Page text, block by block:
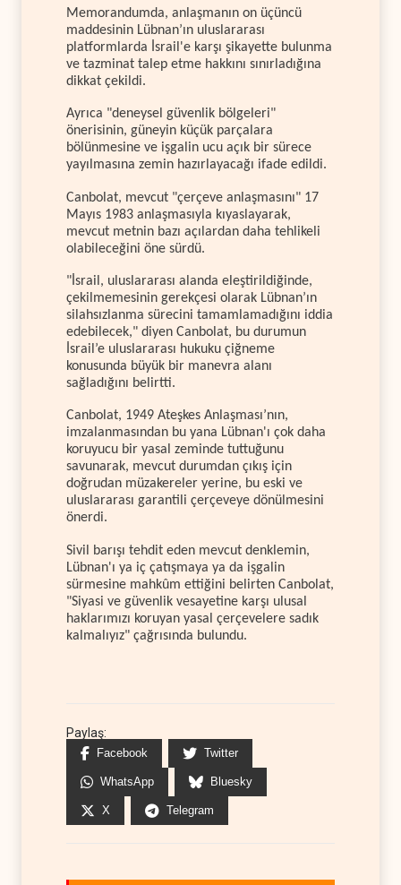
Memorandumda, anlaşmanın on üçüncü
maddesinin Lübnan’ın uluslararası
platformlarda İsrail'e karşı şikayette bulunma
ve tazminat talep etme hakkını sınırladığına
dikkat çekildi.
Ayrıca "deneysel güvenlik bölgeleri"
önerisinin, güneyin küçük parçalara
bölünmesine ve işgalin ucu açık bir sürece
yayılmasına zemin hazırlayacağı ifade edildi.
Canbolat, mevcut "çerçeve anlaşmasını" 17
Mayıs 1983 anlaşmasıyla kıyaslayarak,
mevcut metnin bazı açılardan daha tehlikeli
olabileceğini öne sürdü.
"İsrail, uluslararası alanda eleştirildiğinde,
çekilmemesinin gerekçesi olarak Lübnan’ın
silahsızlanma sürecini tamamlamadığını iddia
edebilecek," diyen Canbolat, bu durumun
İsrail’e uluslararası hukuku çiğneme
konusunda büyük bir manevra alanı
sağladığını belirtti.
Canbolat, 1949 Ateşkes Anlaşması’nın,
imzalanmasından bu yana Lübnan'ı çok daha
koruyucu bir yasal zeminde tuttuğunu
savunarak, mevcut durumdan çıkış için
doğrudan müzakereler yerine, bu eski ve
uluslararası garantili çerçeveye dönülmesini
önerdi.
Sivil barışı tehdit eden mevcut denklemin,
Lübnan'ı ya iç çatışmaya ya da işgalin
sürmesine mahkûm ettiğini belirten Canbolat,
"Siyasi ve güvenlik vesayetine karşı ulusal
haklarımızı koruyan yasal çerçevelere sadık
kalmalıyız" çağrısında bulundu.
Paylaş:
Facebook Twitter
WhatsApp Bluesky
X Telegram